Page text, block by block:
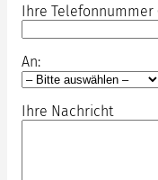
Ihre
An:
Ihre Nachricht